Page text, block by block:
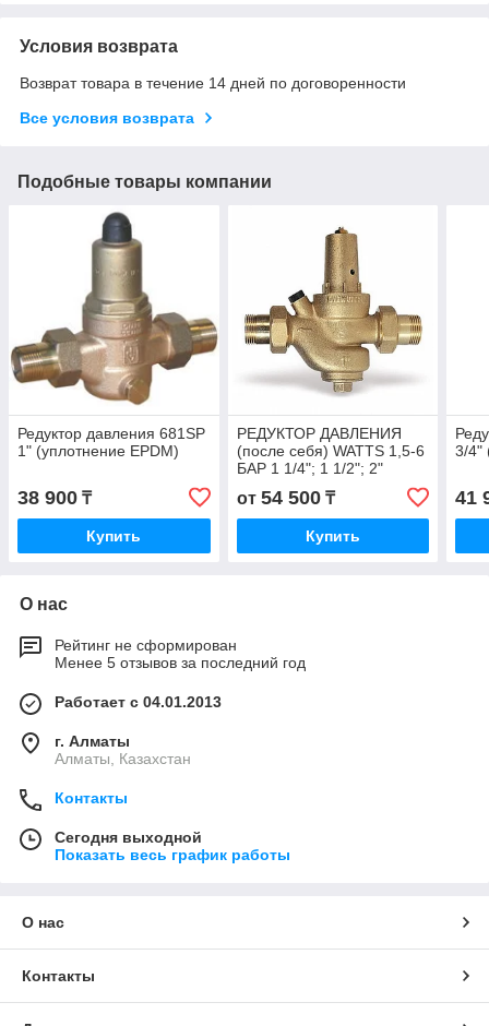
Условия возврата
Возврат товара в течение 14 дней по договоренности
Все условия возврата
Подобные товары компании
Редуктор давления 681SP
1" (уплотнение EPDM)
38 900 ₸
Купить
РЕДУКТОР ДАВЛЕНИЯ
(после себя) WATTS 1,5-6
БАР 1 1/4"; 1 1/2"; 2"
от 54 500₸
Купить
3/4"
41
О нас
Рейтинг не сформирован
Менее 5 отзывов за последний год
Работает с 04.01.2013
г. Алматы
Алматы, Казахстан
Контакты
Сегодня выходной
Показать весь график работы
О нас
Контакты